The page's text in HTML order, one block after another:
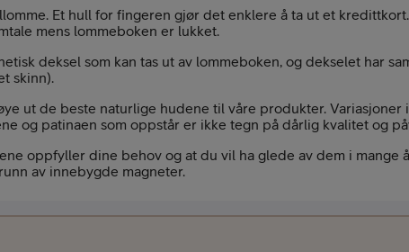
Et hull for fingeren gjør det enklere å ta ut et
mens lommeboken er lukket.
deksel som kan tas ut av lommeboken, og dekselet har
skinn).
ut de beste naturlige hudene til våre produkter.
og patinaen som oppstår er ikke tegn på dårlig kvalitet og
oppfyller dine behov og at du vil ha glede av dem i mange
av innebygde magneter.